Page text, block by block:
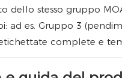
dello stesso gruppo
ad es. Gruppo 3
complete e